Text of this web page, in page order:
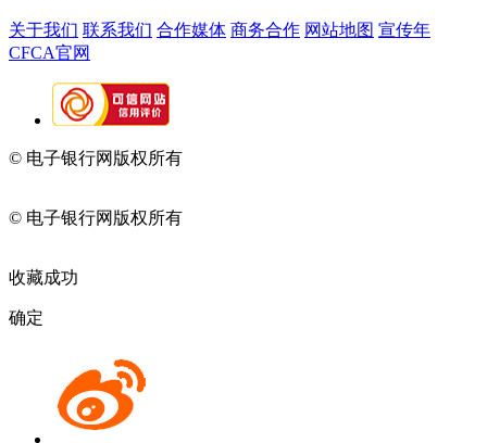
关于我们 联系我们 合作媒体 商务合作 网站地图 宣传年
CFCA官网
© 电子银行网版权所有
© 电子银行网版权所有
收藏成功
确定